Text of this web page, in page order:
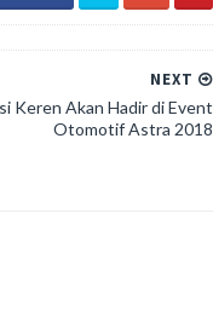
NEXT
Keren Akan Hadir di Event
Otomotif Astra 2018